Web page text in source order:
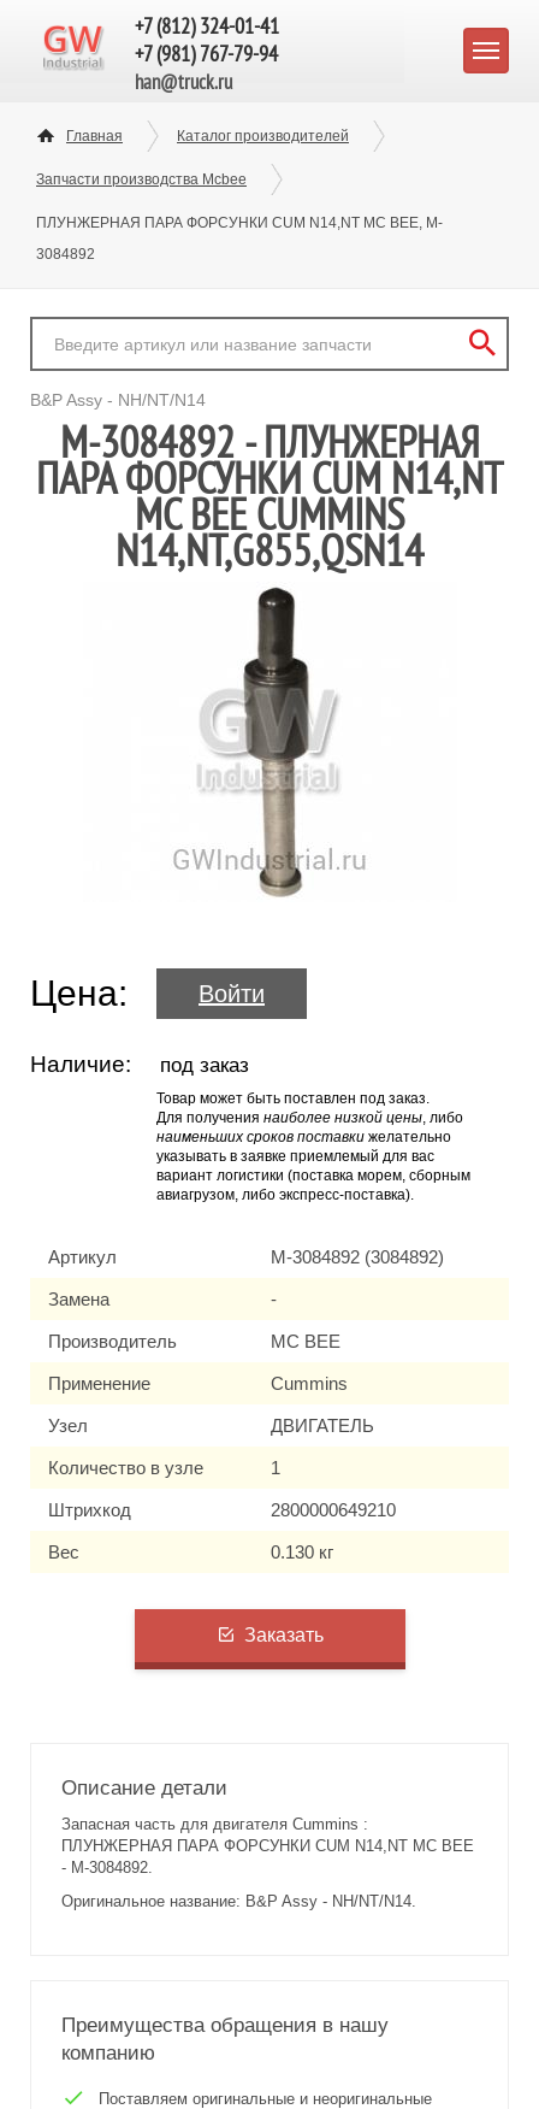
+7 (812) 324-01-41
+7 (981) 767-79-94
han@truck.ru
Главная Каталог производителей
Запчасти производства Mcbee
ПЛУНЖЕРНАЯ ПАРА ФОРСУНКИ CUM N14,NT MC BEE, M-
3084892
B&P Assy - NH/NT/N14
M-3084892 - ПЛУНЖЕРНАЯ
ПАРА ФОРСУНКИ CUM N14,NT
MC BEE CUMMINS
N14,NT,G855,QSN14
Цена: Войти
Наличие: под заказ
Товар может быть поставлен под заказ.
Для получения наиболее низкой цены , либо
наименьших сроков поставки желательно
указывать в заявке приемлемый для вас
вариант логистики (поставка морем, сборным
авиагрузом, либо экспресс-поставка).
Артикул M-3084892 (3084892)
Замена -
Производитель MC BEE
Применение Cummins
Узел ДВИГАТЕЛЬ
Количество в узле 1
Штрихкод 2800000649210
Вес 0.130 кг
Заказать
Описание детали
Запасная часть для двигателя Cummins :
ПЛУНЖЕРНАЯ ПАРА ФОРСУНКИ CUM N14,NT MC BEE
- M-3084892.
Оригинальное название: B&P Assy - NH/NT/N14.
Преимущества обращения в нашу
компанию
Поставляем оригинальные и неоригинальные